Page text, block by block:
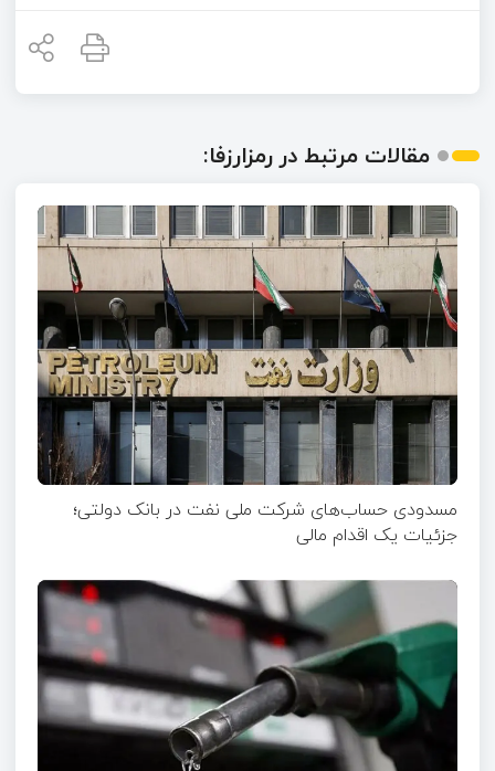
مقالات مرتبط در رمزارزفا:
مسدودی حساب‌های شرکت ملی نفت در بانک دولتی؛
جزئیات یک اقدام مالی